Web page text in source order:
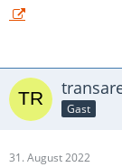
Gast
31. August 2022